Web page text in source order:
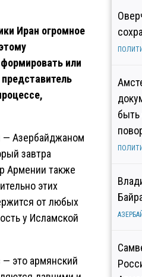
Иран огромное
или
— Азербайджаном
завтра
Армении также
этих
от любых
у Исламской
это армянский
быть